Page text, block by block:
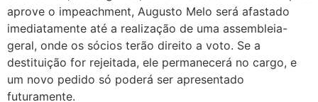
aprove o impeachment, Augusto Melo será afastado
imediatamente até a realização de uma assembleia-
geral, onde os sócios terão direito a voto. Se a
destituição for rejeitada, ele permanecerá no cargo, e
um novo pedido só poderá ser apresentado
futuramente.